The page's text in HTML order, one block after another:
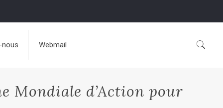
Webmail
Mondiale d’Action pour